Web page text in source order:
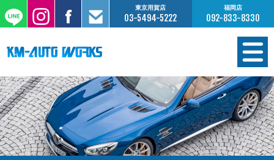
東京用賀店
03-5494-5222
福岡店
092-833-8330
在庫情報
オーダー販売
工場サービス